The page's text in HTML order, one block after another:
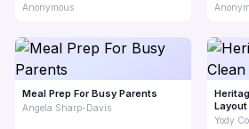
Anonymous
Meal Prep For Busy Parents
Angela Sharp-Davis
Layout
Yody